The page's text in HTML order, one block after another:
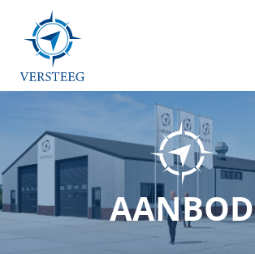
HOME
AANBOD
CONTACT
0517 240 500
info@versteegheftrucks.nlAANBOD